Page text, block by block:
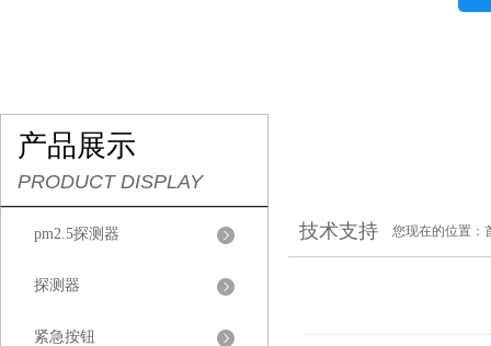
产品展示
PRODUCT DISPLAY
pm2.5探测器
探测器
紧急按钮
技术支持 您现在的位置：